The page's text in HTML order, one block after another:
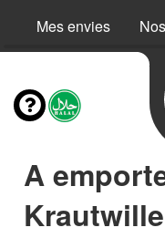
Mes envies
A